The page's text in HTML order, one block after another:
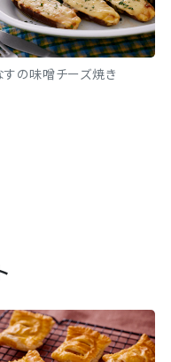
すの味噌チーズ焼き